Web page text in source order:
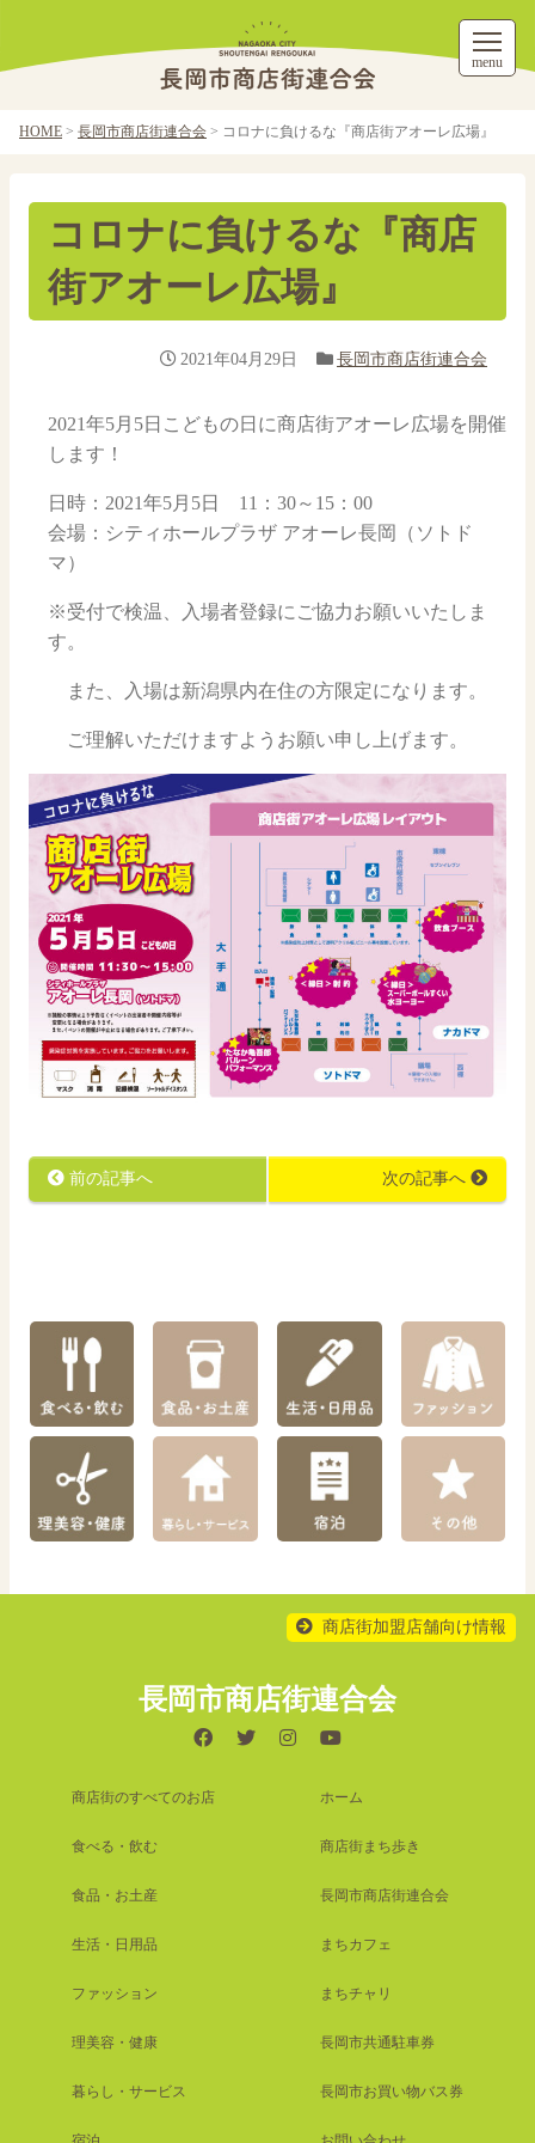
menu
HOME > 長岡市商店街連合会 > コロナに負けるな『商店街アオーレ広場』
コロナに負けるな『商店
街アオーレ広場』
2021年04月29日 長岡市商店街連合会
2021年5月5日こどもの日に商店街アオーレ広場を開催
します！
日時：2021年5月5日 11：30～15：00
会場：シティホールプラザ アオーレ長岡（ソトド
マ）
※受付で検温、入場者登録にご協力お願いいたしま
す。
また、入場は新潟県内在住の方限定になります。
ご理解いただけますようお願い申し上げます。
前の記事へ 次の記事へ
商店街加盟店舗向け情報
長岡市商店街連合会
商店街のすべてのお店
食べる・飲む
食品・お土産
生活・日用品
ファッション
理美容・健康
暮らし・サービス
ホーム
商店街まち歩き
長岡市商店街連合会
まちカフェ
まちチャリ
長岡市共通駐車券
長岡市お買い物バス券